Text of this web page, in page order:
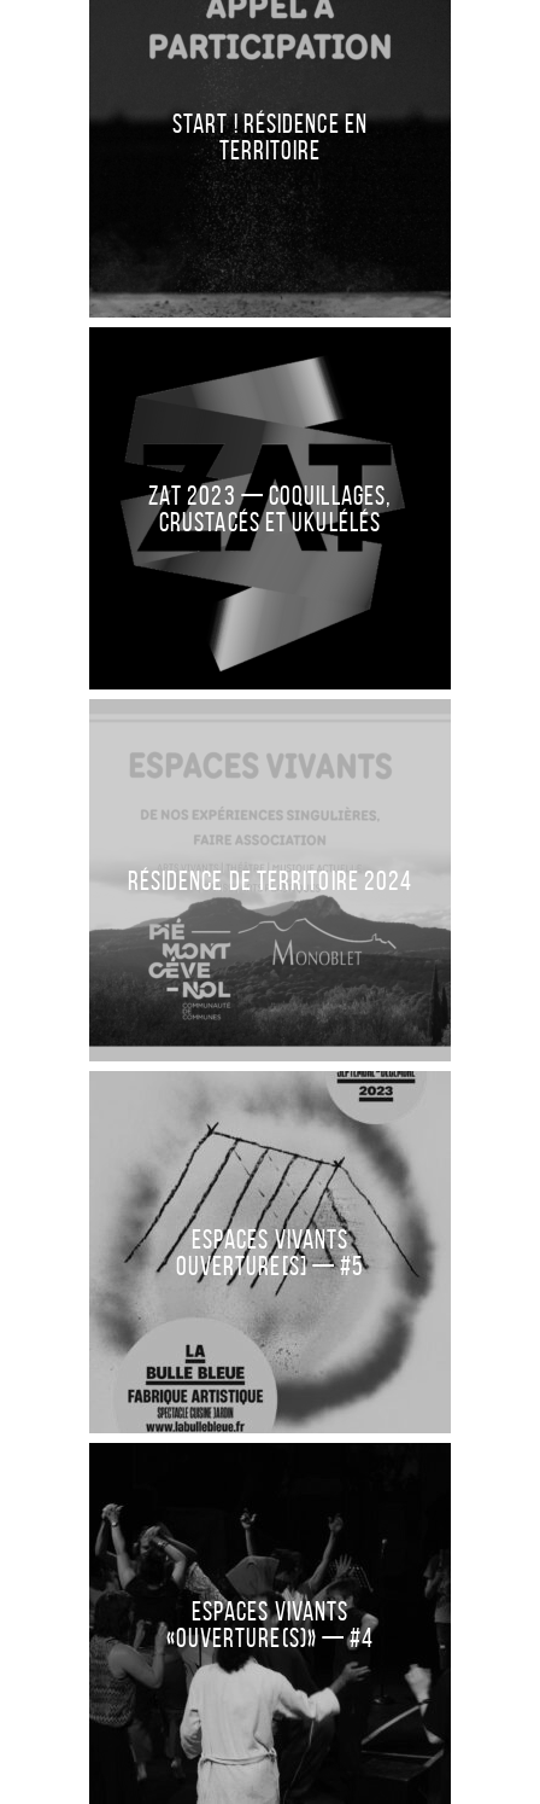
Start ! RÉSIDENCE EN
TERRITOIRE
ZAT 2023 — Coquillages,
crustacés et ukulélés
RÉSIDENCE DE TERRITOIRE 2024
ESPACES VIVANTS
Ouverture[S] — #5
ESPACES VIVANTS
«Ouverture(S)» — #4